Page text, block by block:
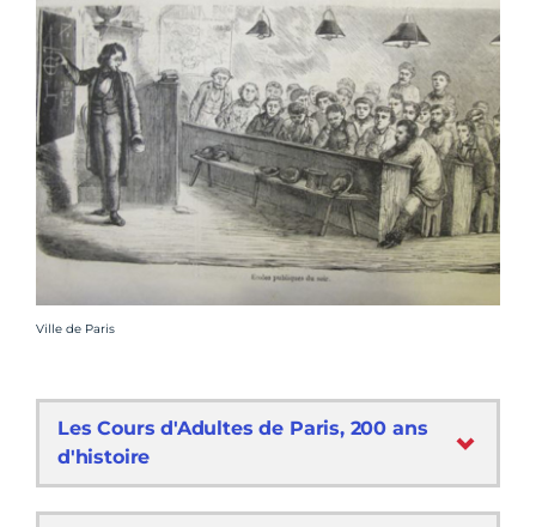
Crédit photo :
Ville de Paris
Les Cours d'Adultes de Paris, 200 ans
d'histoire